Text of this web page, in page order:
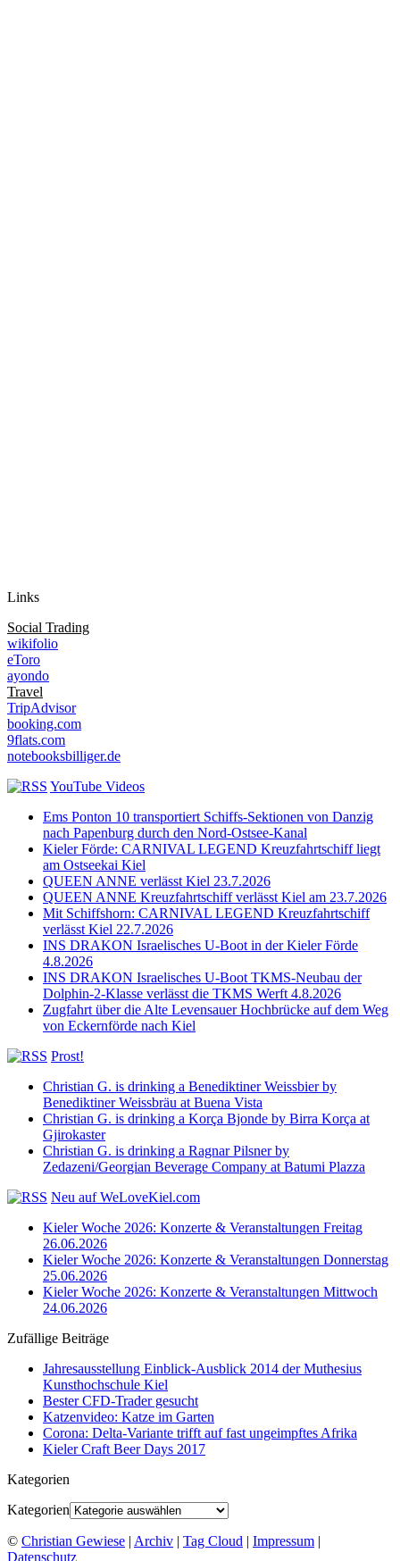
Links
Social Trading
wikifolio
eToro
ayondo
Travel
TripAdvisor
booking.com
9flats.com
notebooksbilliger.de
YouTube Videos
Ems Ponton 10 transportiert Schiffs-Sektionen von Danzig
nach Papenburg durch den Nord-Ostsee-Kanal
Kieler Förde: CARNIVAL LEGEND Kreuzfahrtschiff liegt
am Ostseekai Kiel
QUEEN ANNE verlässt Kiel 23.7.2026
QUEEN ANNE Kreuzfahrtschiff verlässt Kiel am 23.7.2026
Mit Schiffshorn: CARNIVAL LEGEND Kreuzfahrtschiff
verlässt Kiel 22.7.2026
INS DRAKON Israelisches U-Boot in der Kieler Förde
4.8.2026
INS DRAKON Israelisches U-Boot TKMS-Neubau der
Dolphin-2-Klasse verlässt die TKMS Werft 4.8.2026
Zugfahrt über die Alte Levensauer Hochbrücke auf dem Weg
von Eckernförde nach Kiel
Prost!
Christian G. is drinking a Benediktiner Weissbier by
Benediktiner Weissbräu at Buena Vista
Christian G. is drinking a Korça Bjonde by Birra Korça at
Gjirokaster
Christian G. is drinking a Ragnar Pilsner by
Zedazeni/Georgian Beverage Company at Batumi Plazza
Neu auf WeLoveKiel.com
Kieler Woche 2026: Konzerte & Veranstaltungen Freitag
26.06.2026
Kieler Woche 2026: Konzerte & Veranstaltungen Donnerstag
25.06.2026
Kieler Woche 2026: Konzerte & Veranstaltungen Mittwoch
24.06.2026
Zufällige Beiträge
Jahresausstellung Einblick-Ausblick 2014 der Muthesius
Kunsthochschule Kiel
Bester CFD-Trader gesucht
Katzenvideo: Katze im Garten
Corona: Delta-Variante trifft auf fast ungeimpftes Afrika
Kieler Craft Beer Days 2017
Kategorien
Kategorien
© Christian Gewiese Archiv Tag Cloud Impressum
Datenschutz